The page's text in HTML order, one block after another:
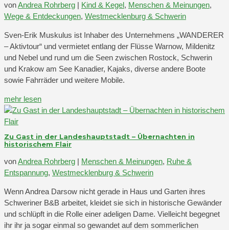
vonAndrea Rohrberg | Kind & Kegel, Menschen & Meinungen,
Wege & Entdeckungen, Westmecklenburg & Schwerin
Sven-Erik Muskulus ist Inhaber des Unternehmens „WANDERER
– Aktivtour“ und vermietet entlang der Flüsse Warnow, Mildenitz
und Nebel und rund um die Seen zwischen Rostock, Schwerin
und Krakow am See Kanadier, Kajaks, diverse andere Boote
sowie Fahrräder und weitere Mobile.
mehr lesen
Zu Gast in der Landeshauptstadt – Übernachten in
historischem Flair
vonAndrea Rohrberg | Menschen & Meinungen, Ruhe &
Entspannung, Westmecklenburg & Schwerin
Wenn Andrea Darsow nicht gerade in Haus und Garten ihres
Schweriner B&B arbeitet, kleidet sie sich in historische Gewänder
und schlüpft in die Rolle einer adeligen Dame. Vielleicht begegnet
ihr ihr ja sogar einmal so gewandet auf dem sommerlichen